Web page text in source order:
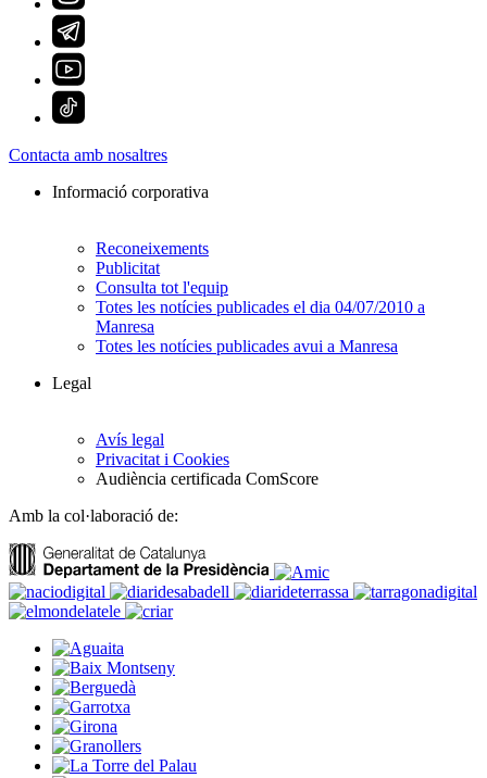
Contacta amb nosaltres
Informació corporativa
Reconeixements
Publicitat
Consulta tot l'equip
Totes les notícies publicades el dia 04/07/2010 a
Manresa
Totes les notícies publicades avui a Manresa
Legal
Avís legal
Privacitat i Cookies
Audiència certificada ComScore
Amb la col·laboració de: